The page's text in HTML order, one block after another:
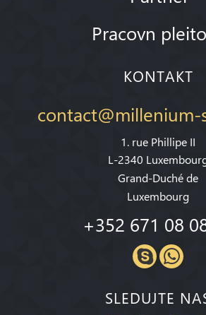
Pracovn
KONTAKT
contact@millenium-
1. rue Phillipe II
L-2340
Grand-Duché de
Luxembourg
+352 671 08
SLEDUJTE